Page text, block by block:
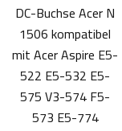
DC-Buchse Acer N
1506 kompatibel
mit Acer Aspire E5-
522 E5-532 E5-
575 V3-574 F5-
573 E5-774